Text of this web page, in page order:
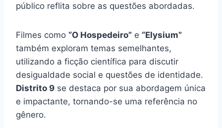
público reflita sobre as questões abordadas.
Filmes como “O Hospedeiro” e “Elysium”
também exploram temas semelhantes,
utilizando a ficção científica para discutir
desigualdade social e questões de identidade.
Distrito 9 se destaca por sua abordagem única
e impactante, tornando-se uma referência no
gênero.